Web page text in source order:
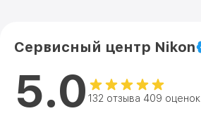
Сервисный центр Nikon
5.0 132 отзыва 409 оценок